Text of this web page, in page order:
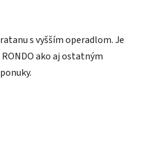
s vyšším operadlom. Je
ako aj ostatným